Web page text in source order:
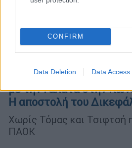
CONFIRM
Data Deletion Data Access
Πανέτοιμος ο ΠΑΟΚ για
με την Γαλατά στην
Η αποστολή του
Χωρίς Τόμας και Τσιφτσή
ΠΑΟΚ